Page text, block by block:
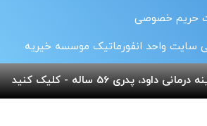
حریم خصوصی
سایت واحد انفورماتیک موسسه خیریه
بهنام دهش پور
پدری 56 ساله - کلیک کنید